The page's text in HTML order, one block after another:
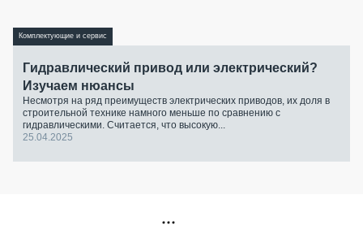
Комплектующие и сервис
Гидравлический привод или электрический?
Изучаем нюансы
Несмотря на ряд преимуществ электрических приводов, их доля в
строительной технике намного меньше по сравнению с
гидравлическими. Считается, что высокую...
25.04.2025